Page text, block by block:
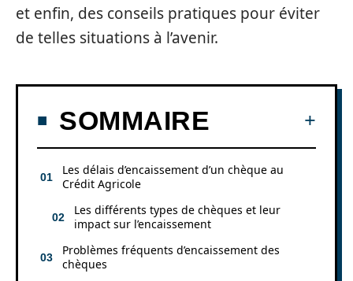
et enfin, des conseils pratiques pour éviter
de telles situations à l’avenir.
SOMMAIRE
Les délais d’encaissement d’un chèque au
Crédit Agricole
Les différents types de chèques et leur
impact sur l’encaissement
Problèmes fréquents d’encaissement des
chèques